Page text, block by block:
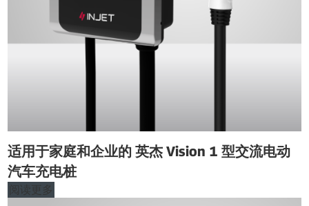
适用于家庭和企业的 英杰 Vision 1 型交流电动
汽车充电桩
阅读更多